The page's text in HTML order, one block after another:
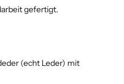
gefertigt.
(echt Leder) mit